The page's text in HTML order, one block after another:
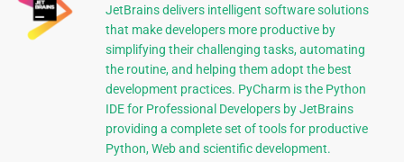
JetBrains delivers intelligent software solutions
that make developers more productive by
simplifying their challenging tasks, automating
the routine, and helping them adopt the best
development practices. PyCharm is the Python
IDE for Professional Developers by JetBrains
providing a complete set of tools for productive
Python, Web and scientific development.